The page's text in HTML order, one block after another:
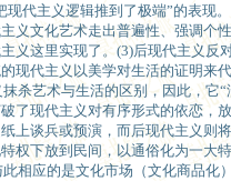
现代主义逻辑推到了极端”的表现
义文化艺术走出普遍性、强调个
义这里实现了。(3)后现代主义反
现代主义以美学对生活的证明来
杀艺术与生活的区别，因此，它
了现代主义对有序形式的依恋，
上谈兵或预演，而后现代主义则
权下放到民间，以通俗化为一大
相应的是文化市场（文化商品化